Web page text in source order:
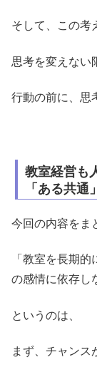
そして、この考
思考を変えない
行動の前に、思
教室経営も
「ある共
今回の内容をま
「教室を長期
の感情に依存し
というのは、
まず、チャンス